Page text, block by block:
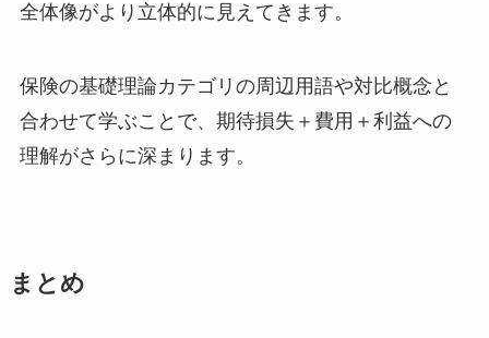
全体像がより立体的に見えてきます。
保険の基礎理論カテゴリの周辺用語や対比概念と
合わせて学ぶことで、期待損失＋費用＋利益への
理解がさらに深まります。
まとめ